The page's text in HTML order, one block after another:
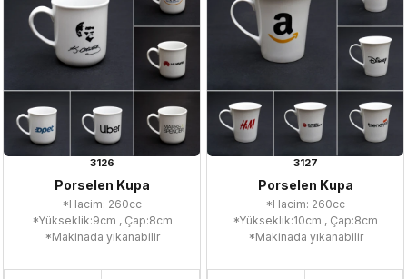
3126
Porselen Kupa
*Hacim: 260cc
*Yükseklik:9cm , Çap:8cm
*Makinada yıkanabilir
3127
Porselen Kupa
*Hacim: 260cc
*Yükseklik:10cm , Çap:8cm
*Makinada yıkanabilir